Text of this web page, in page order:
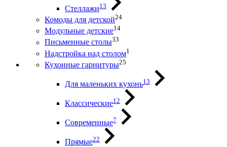
Стеллажи13
Комоды для детской24
Модульные детские14
Письменные столы33
Надстройка над столом1
Кухонные гарнитуры25
Для маленьких кухонь13
Классические12
Современные7
Прямые22